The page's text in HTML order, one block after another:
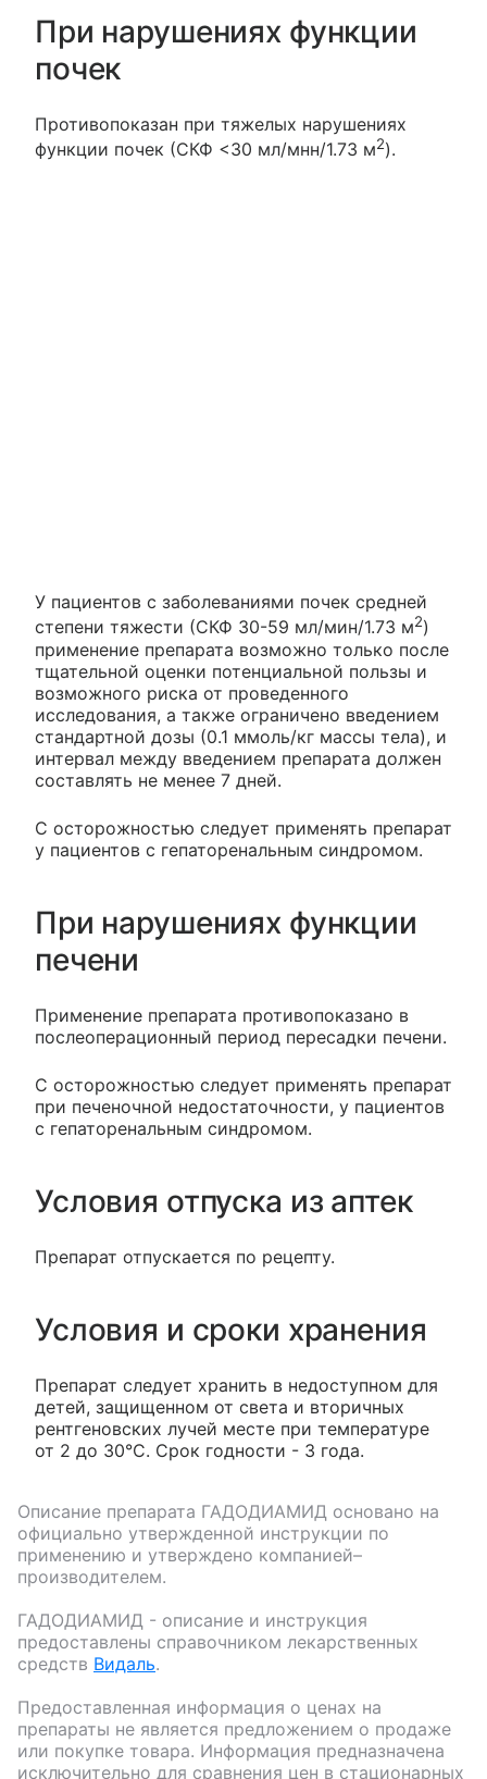
При нарушениях функции
почек
Противопоказан при тяжелых нарушениях
функции почек (СКФ <30 мл/мнн/1.73 м2).
У пациентов с заболеваниями почек средней
степени тяжести (СКФ 30-59 мл/мин/1.73 м2)
применение препарата возможно только после
тщательной оценки потенциальной пользы и
возможного риска от проведенного
исследования, а также ограничено введением
стандартной дозы (0.1 ммоль/кг массы тела), и
интервал между введением препарата должен
составлять не менее 7 дней.
С осторожностью следует применять препарат
у пациентов с гепаторенальным синдромом.
При нарушениях функции
печени
Применение препарата противопоказано в
послеоперационный период пересадки печени.
С осторожностью следует применять препарат
при печеночной недостаточности, у пациентов
с гепаторенальным синдромом.
Условия отпуска из аптек
Препарат отпускается по рецепту.
Условия и сроки хранения
Препарат следует хранить в недоступном для
детей, защищенном от света и вторичных
рентгеновских лучей месте при температуре
от 2 до 30°С. Срок годности - 3 года.
Описание препарата ГАДОДИАМИД основано на
официально утвержденной инструкции по
применению и утверждено компанией–
производителем.
ГАДОДИАМИД - описание и инструкция
предоставлены справочником лекарственных
средств Видаль.
Предоставленная информация о ценах на
препараты не является предложением о продаже
или покупке товара. Информация предназначена
исключительно для сравнения цен в стационарных